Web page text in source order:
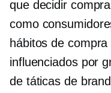
que decidir
como
hábitos de
influenciados por
de táticas de